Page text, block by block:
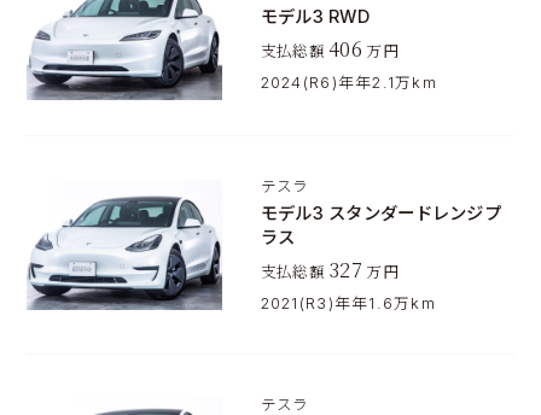
モデル3 RWD
支払総額406 万円
2024(R6)年年2.1万km
テスラ
モデル3 スタンダードレンジプ
ラス
支払総額 327 万円
2021(R3)年年1.6万km
テスラ